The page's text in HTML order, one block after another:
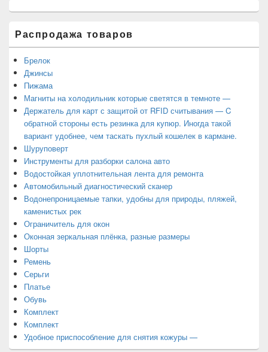
Распродажа товаров
Брелок
Джинсы
Пижама
Магниты на холодильник которые светятся в темноте —
Держатель для карт с защитой от RFID считывания — C
обратной стороны есть резинка для купюр. Иногда такой
вариант удобнее, чем таскать пухлый кошелек в кармане.
Шуруповерт
Инструменты для разборки салона авто
Водостойкая уплотнительная лента для ремонта
Автомобильный диагностический сканер
Водонепроницаемые тапки, удобны для природы, пляжей,
каменистых рек
Ограничитель для окон
Оконная зеркальная плёнка, разные размеры
Шорты
Ремень
Серьги
Платье
Обувь
Комплект
Комплект
Удобное приспособление для снятия кожуры —